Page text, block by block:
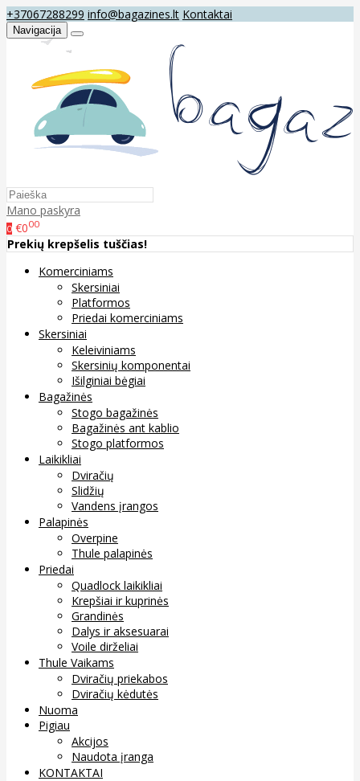
+37067288299 info@bagazines.lt Kontaktai
Navigacija
Mano paskyra
0 €000
Prekių krepšelis tuščias!
Komerciniams
Skersiniai
Platformos
Priedai komerciniams
Skersiniai
Keleiviniams
Skersinių komponentai
Išilginiai bėgiai
Bagažinės
Stogo bagažinės
Bagažinės ant kablio
Stogo platformos
Laikikliai
Dviračių
Slidžių
Vandens įrangos
Palapinės
Overpine
Thule palapinės
Priedai
Quadlock laikikliai
Krepšiai ir kuprinės
Grandinės
Dalys ir aksesuarai
Voile dirželiai
Thule Vaikams
Dviračių priekabos
Dviračių kėdutės
Nuoma
Pigiau
Akcijos
Naudota įranga
KONTAKTAI